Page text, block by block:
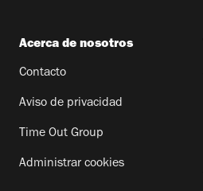
Acerca de nosotros
Contacto
Aviso de privacidad
Time Out Group
Administrar cookies